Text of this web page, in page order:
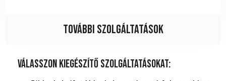
További szolgáltatások
Válasszon kiegészítő szolgáltatásokat: